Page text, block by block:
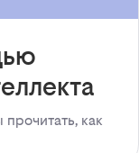
как